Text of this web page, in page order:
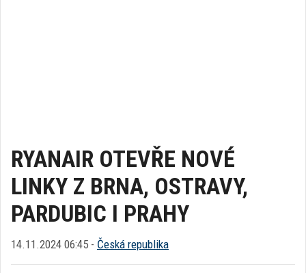
RYANAIR OTEVŘE NOVÉ
LINKY Z BRNA, OSTRAVY,
PARDUBIC I PRAHY
14.11.2024 06:45 - Česká republika